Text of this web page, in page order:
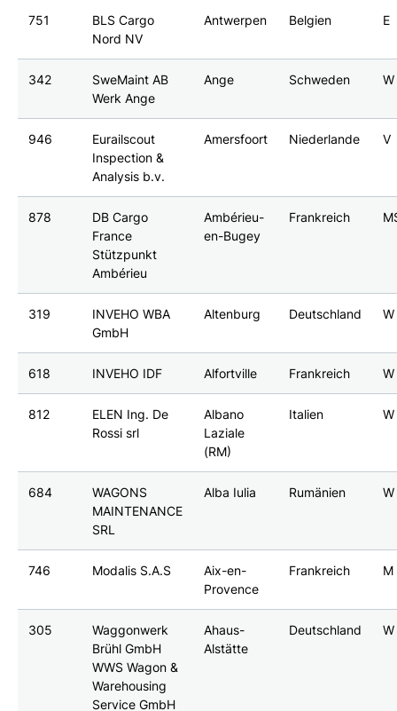
751
BLS Cargo
Nord NV
Antwerpen Belgien E
342
SweMaint AB
Werk Ange
Ange Schweden W
946
Eurailscout
Inspection &
Analysis b.v.
Amersfoort Niederlande V
878
DB Cargo
France
Stützpunkt
Ambérieu
Ambérieu-
en-Bugey
Frankreich
319
INVEHO WBA
GmbH
Altenburg Deutschland W
618 INVEHO IDF Alfortville Frankreich W
812
ELEN Ing. De
Rossi srl
Albano
Laziale
(RM)
Italien W
684
WAGONS
MAINTENANCE
SRL
Alba Iulia Rumänien W
746 Modalis S.A.S
Aix-en-
Provence
Frankreich M
305
Waggonwerk
Brühl GmbH
WWS Wagon &
Warehousing
Service GmbH
Ahaus-
Alstätte
Deutschland W